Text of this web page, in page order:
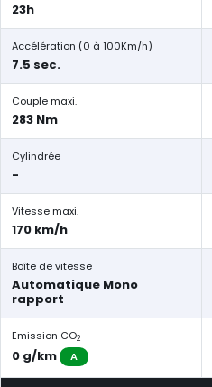
23h
Accélération (0 à 100Km/h)
7.5 sec.
Couple maxi.
283 Nm
Cylindrée
-
Vitesse maxi.
170 km/h
Boîte de vitesse
Automatique Mono
rapport
Emission CO2
0 g/km A